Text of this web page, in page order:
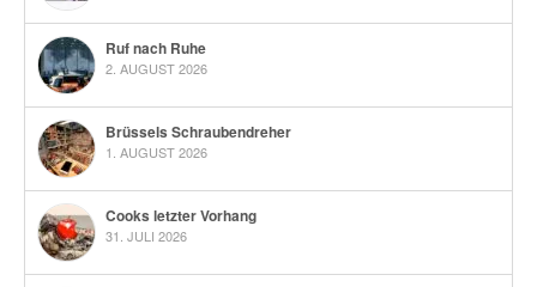
Ruf nach Ruhe
2. AUGUST 2026
Brüssels Schraubendreher
1. AUGUST 2026
Cooks letzter Vorhang
31. JULI 2026